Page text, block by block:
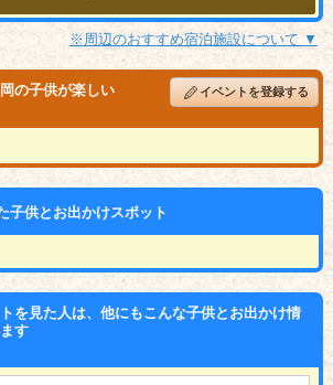
※周辺のおすすめ宿泊施設について ▼
の子供が楽しい
イベントを登録する
子供とお出かけスポット
を見た人は、他にもこんな子供とお出かけ情
す